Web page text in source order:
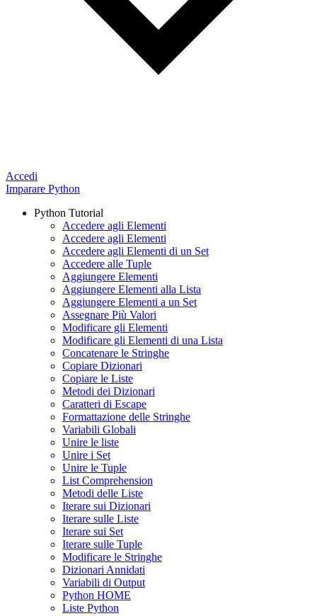
Accedi
Imparare Python
Python Tutorial
Accedere agli Elementi
Accedere agli Elementi
Accedere agli Elementi di un Set
Accedere alle Tuple
Aggiungere Elementi
Aggiungere Elementi alla Lista
Aggiungere Elementi a un Set
Assegnare Più Valori
Modificare gli Elementi
Modificare gli Elementi di una Lista
Concatenare le Stringhe
Copiare Dizionari
Copiare le Liste
Metodi dei Dizionari
Caratteri di Escape
Formattazione delle Stringhe
Variabili Globali
Unire le liste
Unire i Set
Unire le Tuple
List Comprehension
Metodi delle Liste
Iterare sui Dizionari
Iterare sulle Liste
Iterare sui Set
Iterare sulle Tuple
Modificare le Stringhe
Dizionari Annidati
Variabili di Output
Python HOME
Liste Python